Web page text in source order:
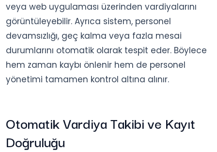
veya web uygulaması üzerinden vardiyalarını
görüntüleyebilir. Ayrıca sistem, personel
devamsızlığı, geç kalma veya fazla mesai
durumlarını otomatik olarak tespit eder. Böylece
hem zaman kaybı önlenir hem de personel
yönetimi tamamen kontrol altına alınır.
Otomatik Vardiya Takibi ve Kayıt
Doğruluğu